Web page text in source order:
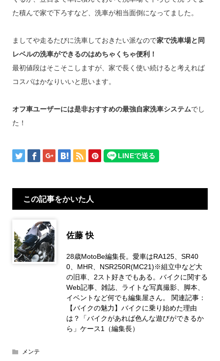
た積んで家で下ろすなど、洗車が相当面倒になってました。
ましてや走るたびに洗車しておきたい派なので家で洗車場と同
レベルの洗車ができるのはめちゃくちゃ便利！
最初値段はそこそこしますが、家で長く使い続けると考えれば
コスパはかなりいいと思います。
オフ車ユーザーには是非おすすめの最強自家洗車システムでし
た！
この記事をかいた人
佐藤 快
28歳MotoBe編集長。愛車はRA125、SR40
0、MHR、NSR250R(MC21)※組立中など大
の旧車、2スト好きでもある。バイクに関する
Web記事、雑誌、ライトな写真撮影、脚本、
イベントなど何でも編集屋さん。 関連記事：
【バイクの魅力】バイクに乗り始めた理由
は？「バイクがあれば色んな遊びができるか
ら」ケース1（編集長）
メンテ